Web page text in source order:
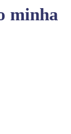
minha